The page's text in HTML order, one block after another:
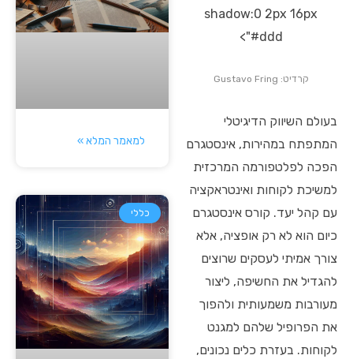
shadow:0 2px 16px
#ddd">
קרדיט: Gustavo Fring
בעולם השיווק הדיגיטלי
המתפתח במהירות, אינסטגרם
הפכה לפלטפורמה המרכזית
למשיכת לקוחות ואינטראקציה
עם קהל יעד. קורס אינסטגרם
כיום הוא לא רק אופציה, אלא
צורך אמיתי לעסקים שרוצים
להגדיל את החשיפה, ליצור
מעורבות משמעותית ולהפוך
את הפרופיל שלהם למגנט
לקוחות. בעזרת כלים נכונים,
למאמר המלא »
כללי